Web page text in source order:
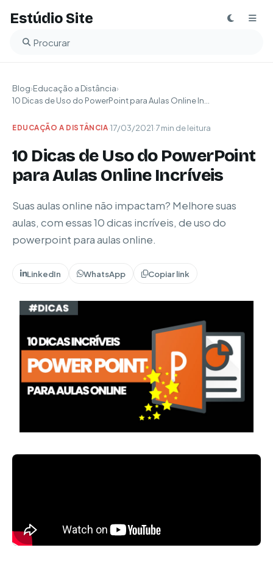
Estúdio Site
Buscar no blog
Blog›Educação a Distância›
10 Dicas de Uso do PowerPoint para Aulas Online In...
EDUCAÇÃO A DISTÂNCIA·17/03/2021·7 min de leitura
10 Dicas de Uso do PowerPoint
para Aulas Online Incríveis
Suas aulas online não impactam? Melhore suas
aulas, com essas 10 dicas incríveis, de uso do
powerpoint para aulas online.
LinkedIn WhatsApp Copiar link